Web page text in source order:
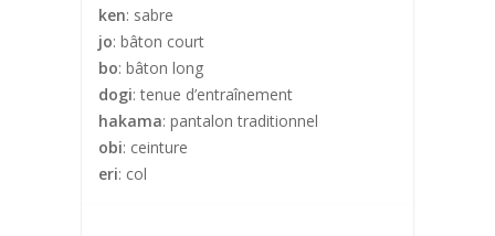
ken: sabre
jo: bâton court
bo: bâton long
dogi: tenue d’entraînement
hakama: pantalon traditionnel
obi: ceinture
eri: col